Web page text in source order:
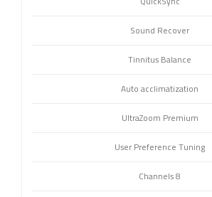
Sound Recover
Tinnitus Balance
Auto acclimatization
UltraZoom Premium
User Preference Tuning
8 Channels